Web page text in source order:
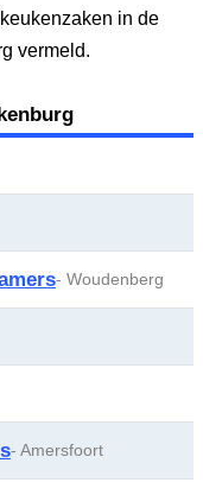
in de
vermeld.
- Woudenberg
- Amersfoort